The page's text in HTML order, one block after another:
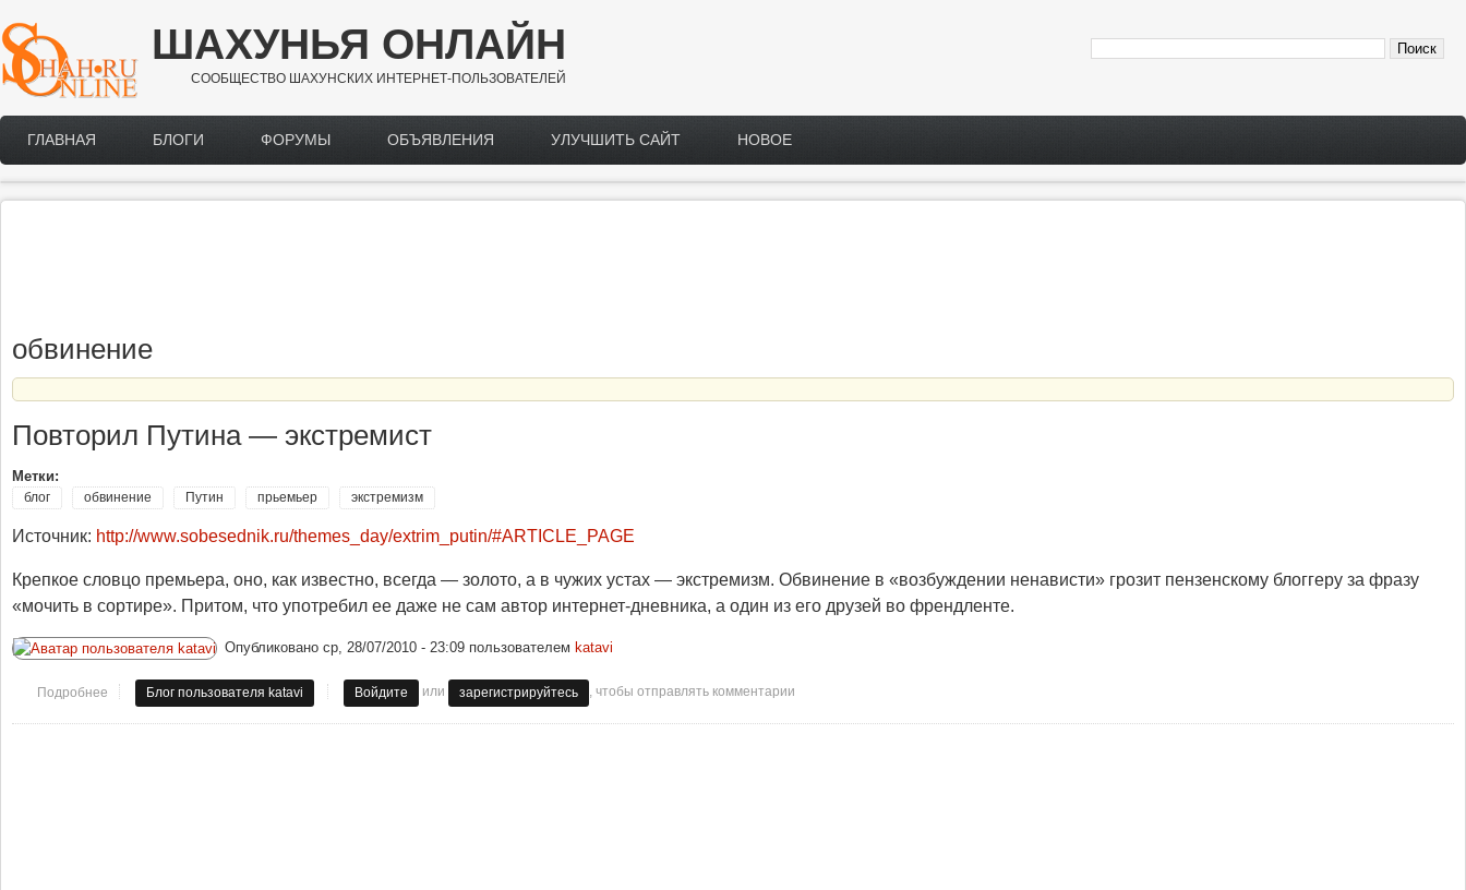
Перейти к основному содержаниюШАХУНЬЯ ОНЛАЙН
СООБЩЕСТВО ШАХУНСКИХ ИНТЕРНЕТ-ПОЛЬЗОВАТЕЛЕЙ
Main menu
ГЛАВНАЯ БЛОГИ ФОРУМЫ ОБЪЯВЛЕНИЯ УЛУЧШИТЬ САЙТ НОВОЕ
обвинение
Повторил Путина — экстремист
Метки:
блог обвинение Путин прьемьер экстремизм
Источник: http://www.sobesednik.ru/themes_day/extrim_putin/#ARTICLE_PAGE
Крепкое словцо премьера, оно, как известно, всегда — золото, а в чужих устах — экстремизм. Обвинение в «возбуждении ненависти» грозит пензенскому блоггеру за фразу
«мочить в сортире». Притом, что употребил ее даже не сам автор интернет-дневника, а один из его друзей во френдленте.
Опубликовано ср, 28/07/2010 - 23:09пользователем katavi
Подробнее о Повторил Путина — экстремист
Блог пользователя katavi Войдите или зарегистрируйтесь , чтобы отправлять комментарии